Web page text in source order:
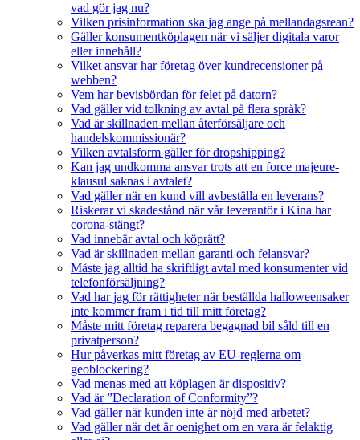
vad gör jag nu?
Vilken prisinformation ska jag ange på mellandagsrean?
Gäller konsumentköplagen när vi säljer digitala varor
eller innehåll?
Vilket ansvar har företag över kundrecensioner på
webben?
Vem har bevisbördan för felet på datorn?
Vad gäller vid tolkning av avtal på flera språk?
Vad är skillnaden mellan återförsäljare och
handelskommissionär?
Vilken avtalsform gäller för dropshipping?
Kan jag undkomma ansvar trots att en force majeure-
klausul saknas i avtalet?
Vad gäller när en kund vill avbeställa en leverans?
Riskerar vi skadestånd när vår leverantör i Kina har
corona-stängt?
Vad innebär avtal och köprätt?
Vad är skillnaden mellan garanti och felansvar?
Måste jag alltid ha skriftligt avtal med konsumenter vid
telefonförsäljning?
Vad har jag för rättigheter när beställda halloweensaker
inte kommer fram i tid till mitt företag?
Måste mitt företag reparera begagnad bil såld till en
privatperson?
Hur påverkas mitt företag av EU-reglerna om
geoblockering?
Vad menas med att köplagen är dispositiv?
Vad är ”Declaration of Conformity”?
Vad gäller när kunden inte är nöjd med arbetet?
Vad gäller när det är oenighet om en vara är felaktig